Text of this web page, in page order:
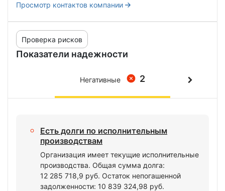
Просмотр контактов компании
Показатели надежности
Проверка рисков
2
Негативные
Есть долги по исполнительным
производствам
Организация имеет текущие исполнительные
производства. Общая сумма долга:
12 285 718,9 руб. Остаток непогашенной
задолженности: 10 839 324,98 руб.